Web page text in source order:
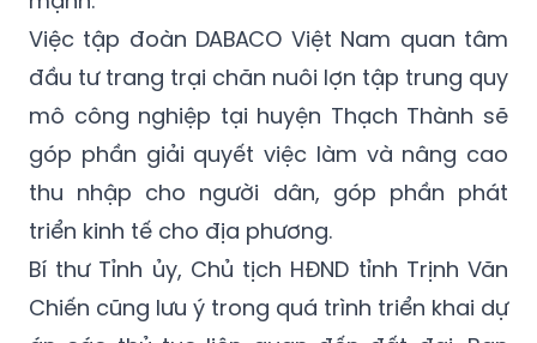
mô công nghiệp tại huyện Thạch Thành sẽ
góp phần giải quyết việc làm và nâng cao
thu nhập cho người dân, góp phần phát
triển kinh tế cho địa phương.
Bí thư Tỉnh ủy, Chủ tịch HĐND tỉnh Trịnh Văn
Chiến cũng lưu ý trong quá trình triển khai dự
án các thủ tục liên quan đến đất đai, Ban
Cán sự Đảng UBND tỉnh cần tập trung lãnh